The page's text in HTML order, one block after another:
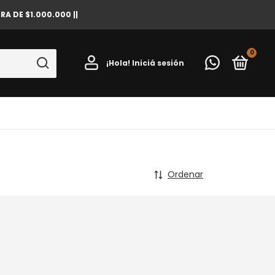
DE $1.000.000 ||
¡Hola! Iniciá sesión
0
Ordenar